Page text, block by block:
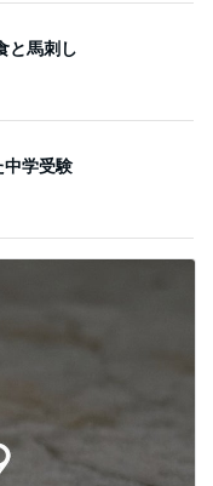
と馬刺し
中学受験